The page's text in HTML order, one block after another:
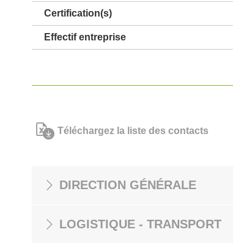
Certification(s)
Effectif entreprise
Téléchargez la liste des contacts
DIRECTION GÉNÉRALE
LOGISTIQUE - TRANSPORT